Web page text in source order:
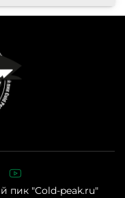
пик "Cold-peak.ru"